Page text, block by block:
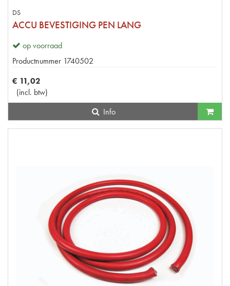
DS
ACCU BEVESTIGING PEN LANG
op voorraad
Productnummer 1740502
€ 11,02
(incl. btw)
Info